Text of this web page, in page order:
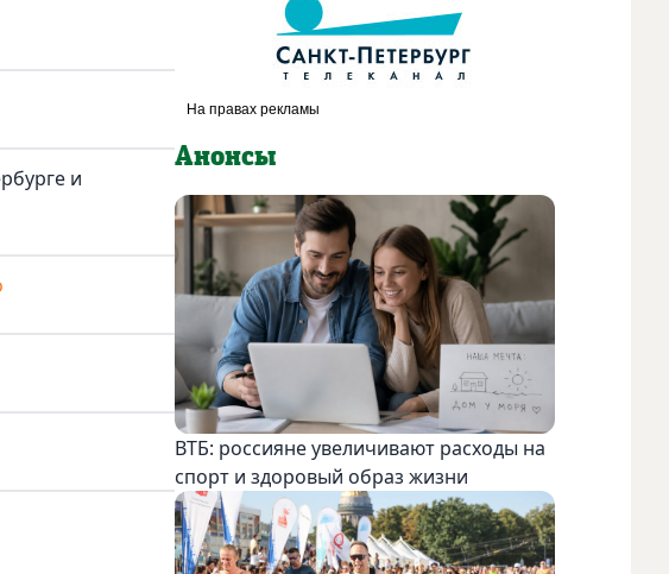
и
Анонсы
ВТБ: россияне увеличивают расходы на
спорт и здоровый образ жизни